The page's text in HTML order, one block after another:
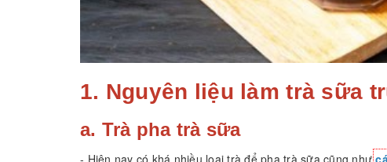
1. Nguyên liệu làm trà sữa
a. Trà pha trà sữa
- Hiện nay có khá nhiều loại trà để pha trà sữa cũng như